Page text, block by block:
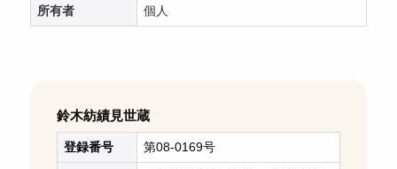
所有者 個人
鈴木紡績見世蔵
登録番号 第08-0169号